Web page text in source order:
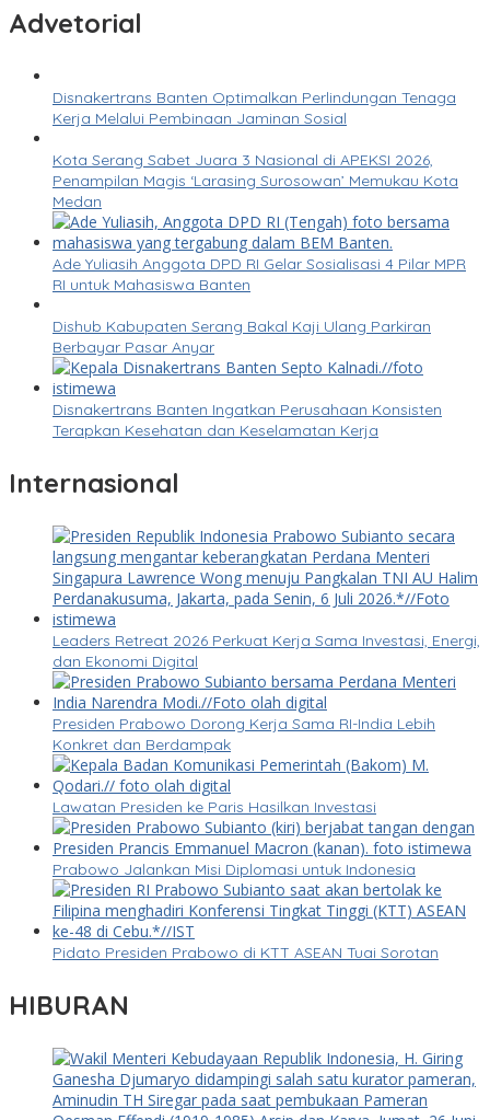
Advetorial
Disnakertrans Banten Optimalkan Perlindungan Tenaga
Kerja Melalui Pembinaan Jaminan Sosial
Kota Serang Sabet Juara 3 Nasional di APEKSI 2026,
Penampilan Magis ‘Larasing Surosowan’ Memukau Kota
Medan
Ade Yuliasih Anggota DPD RI Gelar Sosialisasi 4 Pilar MPR
RI untuk Mahasiswa Banten
Dishub Kabupaten Serang Bakal Kaji Ulang Parkiran
Berbayar Pasar Anyar
Disnakertrans Banten Ingatkan Perusahaan Konsisten
Terapkan Kesehatan dan Keselamatan Kerja
Internasional
Leaders Retreat 2026 Perkuat Kerja Sama Investasi, Energi,
dan Ekonomi Digital
Presiden Prabowo Dorong Kerja Sama RI-India Lebih
Konkret dan Berdampak
Lawatan Presiden ke Paris Hasilkan Investasi
Prabowo Jalankan Misi Diplomasi untuk Indonesia
Pidato Presiden Prabowo di KTT ASEAN Tuai Sorotan
HIBURAN